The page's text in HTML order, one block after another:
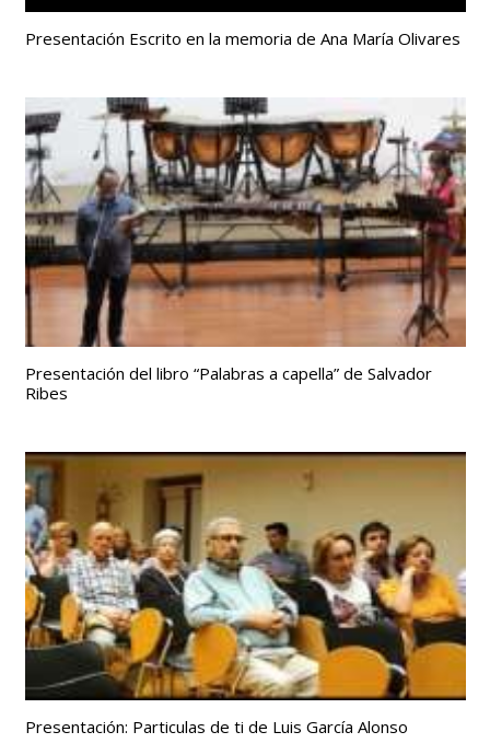
Presentación Escrito en la memoria de Ana María Olivares
Presentación del libro “Palabras a capella” de Salvador
Ribes
Presentación: Particulas de ti de Luis García Alonso